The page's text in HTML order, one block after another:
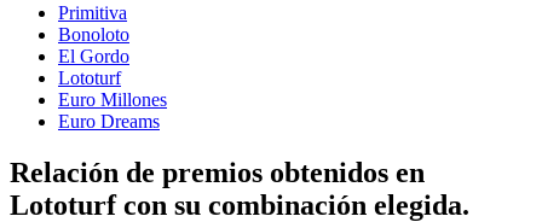
Primitiva
Bonoloto
El Gordo
Lototurf
Euro Millones
Euro Dreams
Relación de premios obtenidos en
Lototurf con su combinación elegida.